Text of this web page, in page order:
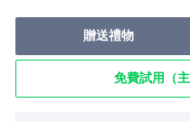
贈送禮物
免費試用（